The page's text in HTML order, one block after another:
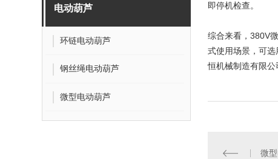
电动葫芦
环链电动葫芦
钢丝绳电动葫芦
微型电动葫芦
即停机检查。
综合来看，380V
式使用场景，可
恒机械制造有限公
微